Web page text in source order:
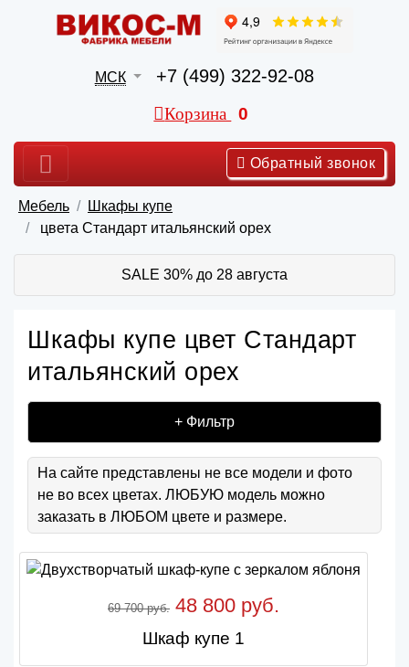
МСК +7 (499) 322-92-08
Корзина 0
Обратный звонок
Мебель
Шкафы купе
цвета Стандарт итальянский орех
SALE 30% до 28 августа
Шкафы купе цвет Стандарт
итальянский орех
+ Фильтр
На сайте представлены не все модели и фото
не во всех цветах. ЛЮБУЮ модель можно
заказать в ЛЮБОМ цвете и размере.
69 700 руб. 48 800 руб.
Шкаф купе 1